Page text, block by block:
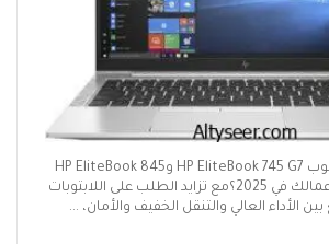
مقارنة الأداء بين لابتوب HP EliteBook 745 G7 وHP EliteBook 845
G7 – أيهما يناسب أعمالك في 2025؟مع تزايد الطلب على اللابتوبات
الأداء العالي والتنقل الخفيف والأمان، ...